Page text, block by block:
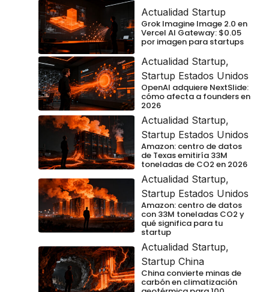
Actualidad Startup
Grok Imagine Image 2.0 en
Vercel AI Gateway: $0.05
por imagen para startups
Actualidad Startup,
Startup Estados Unidos
OpenAI adquiere NextSlide:
cómo afecta a founders en
2026
Actualidad Startup,
Startup Estados Unidos
Amazon: centro de datos
de Texas emitiría 33M
toneladas de CO2 en 2026
Actualidad Startup,
Startup Estados Unidos
Amazon: centro de datos
con 33M toneladas CO2 y
qué significa para tu
startup
Actualidad Startup,
Startup China
China convierte minas de
carbón en climatización